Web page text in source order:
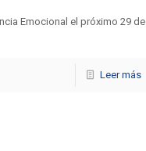
Emocional el próximo 29 de
Leer más